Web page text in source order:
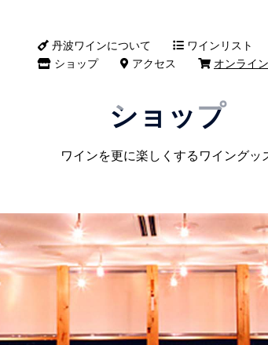
丹波ワインについて ワインリスト
ショップ
アクセス オンライ
ショップ
ワインを更に楽しくするワイングッ